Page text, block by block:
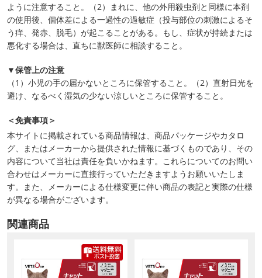
ように注意すること。（2）まれに、他の外用殺虫剤と同様に本剤
の使用後、個体差による一過性の過敏症（投与部位の刺激によるそ
う痒、発赤、脱毛）が起こることがある。もし、症状が持続または
悪化する場合は、直ちに獣医師に相談すること。
▼保管上の注意
（1）小児の手の届かないところに保管すること。（2）直射日光を
避け、なるべく湿気の少ない涼しいところに保管すること。
＜免責事項＞
本サイトに掲載されている商品情報は、商品パッケージやカタロ
グ、またはメーカーから提供された情報に基づくものであり、その
内容について当社は責任を負いかねます。これらについてのお問い
合わせはメーカーに直接行っていただきますようお願いいたしま
す。また、メーカーによる仕様変更に伴い商品の表記と実際の仕様
が異なる場合がございます。
関連商品